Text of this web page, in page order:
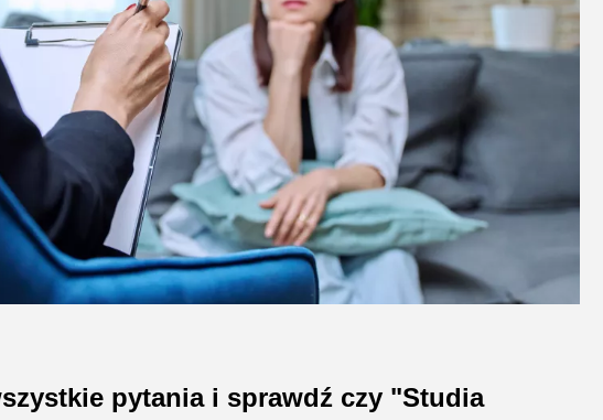
pytania i sprawdź czy "Studia